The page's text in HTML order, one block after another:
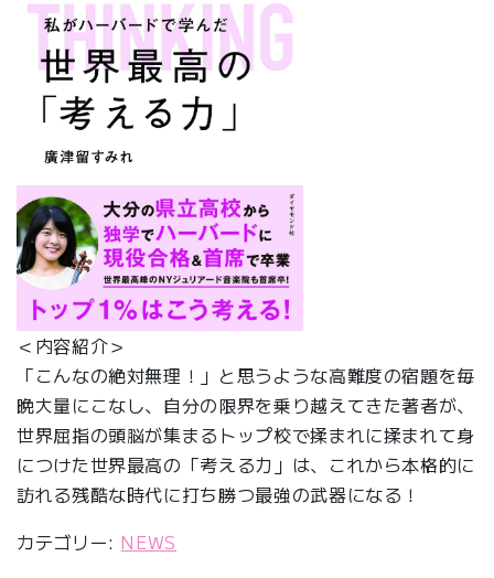
＜内容紹介＞
「こんなの絶対無理！」と思うような高難度の宿題を毎
晩大量にこなし、自分の限界を乗り越えてきた著者が、
世界屈指の頭脳が集まるトップ校で揉まれに揉まれて身
につけた世界最高の「考える力」は、これから本格的に
訪れる残酷な時代に打ち勝つ最強の武器になる！
カテゴリー: NEWS